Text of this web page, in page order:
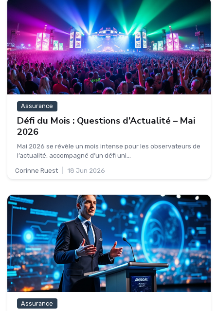
Assurance
Défi du Mois : Questions d’Actualité – Mai
2026
Mai 2026 se révèle un mois intense pour les observateurs de
l’actualité, accompagné d’un défi uni...
Corinne Ruest 18 Jun 2026
Assurance